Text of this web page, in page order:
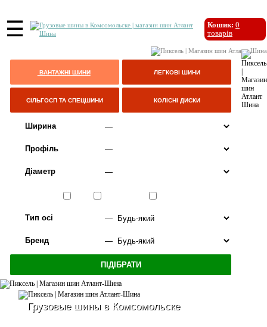
☰ Кошик: 0
товарів
ВАНТАЖНІ ШИНИ ЛЕГКОВІ ШИНИ
СІЛЬГОСП ТА СПЕЦШИНИ КОЛІСНІ ДИСКИ
Ширина
Профіль
Діаметр
Тип осі
Бренд
Грузовые шины в Комсомольске